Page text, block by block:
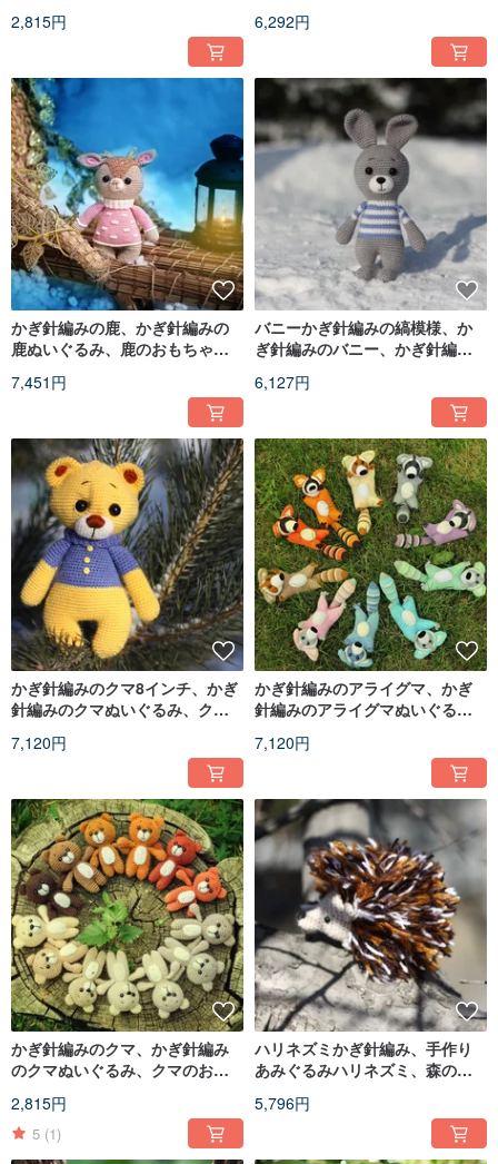
2,815円
ニットのバニー、
6,292円
かぎ針編みの鹿、かぎ針編みの
鹿ぬいぐるみ、鹿のおもちゃ、
みの鹿
7,451円
バニーかぎ針編みの縞模様、か
ぎ針編みのバニー、かぎ針編み
おもちゃ
6,127円
かぎ針編みのクマ8インチ、かぎ
針編みのクマぬいぐるみ、クマ
7,120円
かぎ針編みのアライグマ、かぎ
針編みのアライグマぬいぐる
ットのアライグマ
7,120円
かぎ針編みのクマ、かぎ針編み
のクマぬいぐるみ、クマのおも
ぬいぐるみのクマ
2,815円
5 (1)
ハリネズミかぎ針編み、手作り
あみぐるみハリネズミ、森の動
5,796円